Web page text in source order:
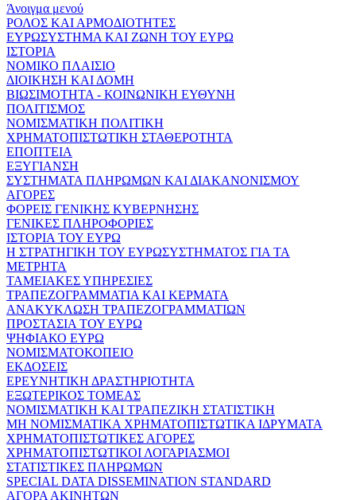
Άνοιγμα μενού
ΡΟΛΟΣ ΚΑΙ ΑΡΜΟΔΙΟΤΗΤΕΣ
ΕΥΡΩΣΥΣΤΗΜΑ ΚΑΙ ΖΩΝΗ ΤΟΥ ΕΥΡΩ
ΙΣΤΟΡΙΑ
ΝΟΜΙΚΟ ΠΛΑΙΣΙΟ
ΔΙΟΙΚΗΣΗ ΚΑΙ ΔΟΜΗ
ΒΙΩΣΙΜΟΤΗΤΑ - ΚΟΙΝΩΝΙΚΗ ΕΥΘΥΝΗ
ΠΟΛΙΤΙΣΜΟΣ
ΝΟΜΙΣΜΑΤΙΚΗ ΠΟΛΙΤΙΚΗ
ΧΡΗΜΑΤΟΠΙΣΤΩΤΙΚΗ ΣΤΑΘΕΡΟΤΗΤΑ
ΕΠΟΠΤΕΙΑ
ΕΞΥΓΙΑΝΣΗ
ΣΥΣΤΗΜΑΤΑ ΠΛΗΡΩΜΩΝ ΚΑΙ ΔΙΑΚΑΝΟΝΙΣΜΟΥ
ΑΓΟΡΕΣ
ΦΟΡΕΙΣ ΓΕΝΙΚΗΣ ΚΥΒΕΡΝΗΣΗΣ
ΓΕΝΙΚΕΣ ΠΛΗΡΟΦΟΡΙΕΣ
ΙΣΤΟΡΙΑ ΤΟΥ ΕΥΡΩ
Η ΣΤΡΑΤΗΓΙΚΗ ΤΟΥ ΕΥΡΩΣΥΣΤΗΜΑΤΟΣ ΓΙΑ ΤΑ
ΜΕΤΡΗΤΑ
ΤΑΜΕΙΑΚΕΣ ΥΠΗΡΕΣΙΕΣ
ΤΡΑΠΕΖΟΓΡΑΜΜΑΤΙΑ ΚΑΙ ΚΕΡΜΑΤΑ
ΑΝΑΚΥΚΛΩΣΗ ΤΡΑΠΕΖΟΓΡΑΜΜΑΤΙΩΝ
ΠΡΟΣΤΑΣΙΑ ΤΟΥ ΕΥΡΩ
ΨΗΦΙΑΚΟ ΕΥΡΩ
ΝΟΜΙΣΜΑΤΟΚΟΠΕΙΟ
ΕΚΔΟΣΕΙΣ
ΕΡΕΥΝΗΤΙΚΗ ΔΡΑΣΤΗΡΙΟΤΗΤΑ
ΕΞΩΤΕΡΙΚΟΣ ΤΟΜΕΑΣ
ΝΟΜΙΣΜΑΤΙΚΗ ΚΑΙ ΤΡΑΠΕΖΙΚΗ ΣΤΑΤΙΣΤΙΚΗ
ΜΗ ΝΟΜΙΣΜΑΤΙΚΑ ΧΡΗΜΑΤΟΠΙΣΤΩΤΙΚΑ ΙΔΡΥΜΑΤΑ
ΧΡΗΜΑΤΟΠΙΣΤΩΤΙΚΕΣ ΑΓΟΡΕΣ
ΧΡΗΜΑΤΟΠΙΣΤΩΤΙΚΟΙ ΛΟΓΑΡΙΑΣΜΟΙ
ΣΤΑΤΙΣΤΙΚΕΣ ΠΛΗΡΩΜΩΝ
SPECIAL DATA DISSEMINATION STANDARD
ΑΓΟΡΑ ΑΚΙΝΗΤΩΝ